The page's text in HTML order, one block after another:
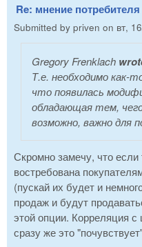
Re: мнение потребителя
Submitted by priven on вт,
Gregory Frenklach
Т.е. необходимо
что появилась
обладающая тем,
возможно, важно для
Скромно замечу, что
востребована
(пускай их будет и
продаж и будут
этой опции. Корреляция с
сразу же это